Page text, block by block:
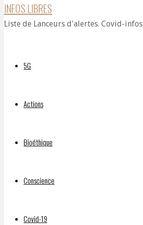
INFOS LIBRES
Liste de Lanceurs d'alertes. Covid-
5G
Actions
Bioéthique
Conscience
Covid-19